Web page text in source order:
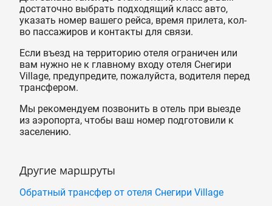
достаточно выбрать подходящий класс авто,
указать номер вашего рейса, время прилета, кол-
во пассажиров и контакты для связи.
Если въезд на территорию отеля ограничен или
вам нужно не к главному входу отеля Снегири
Village, предупредите, пожалуйста, водителя перед
трансфером.
Мы рекомендуем позвонить в отель при выезде
из аэропорта, чтобы ваш номер подготовили к
заселению.
Другие маршруты
Обратный трансфер от отеля Снегири Village